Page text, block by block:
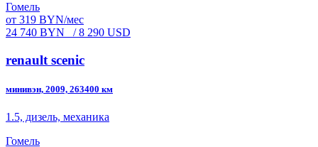
Гомель
от 319 BYN/мес
24 740 BYN
/ 8 290 USD
renault scenic
минивэн, 2009, 263400 км
1.5, дизель, механика
Гомель